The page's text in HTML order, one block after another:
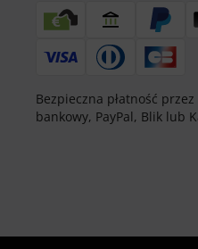
Bezpieczna płatność
bankowy, PayPal, Blik lub